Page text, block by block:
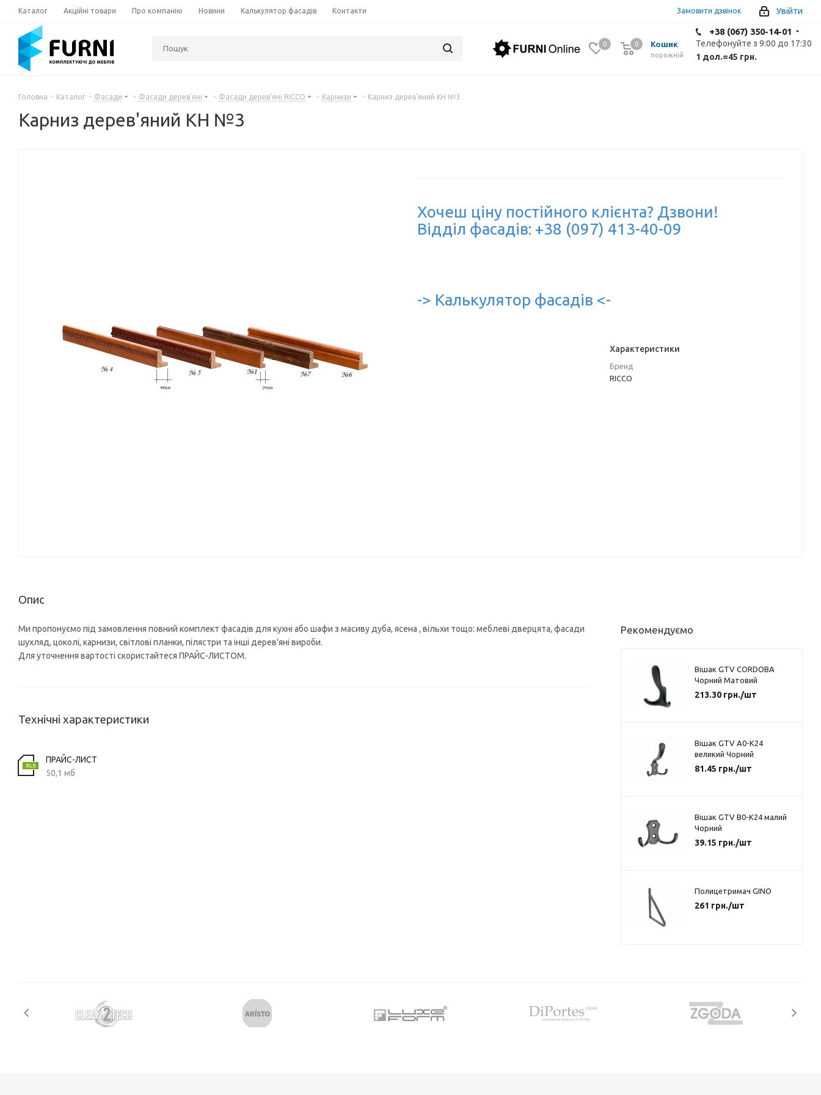
Каталог Акційні товари Про компанію Новини Калькулятор фасадів Контакти Увійти
Замовити дзвінок
+38 (067) 350-14-01
Телефонуйте з 9:00 до 17:30
1 дол.=45 грн.
0 Кошик
0
порожній
0
Головна - Каталог - Фасади - Фасади дерев'яні - Фасади дерев'яні RICCO - Карнизи - Карниз дерев'яний КН №3
Карниз дерев'яний КН №3
Хочеш ціну постійного клієнта? Дзвони!
Відділ фасадів: +38 (097) 413-40-09
-> Калькулятор фасадів <-
Характеристики
Бренд
RICCO
Опис
Ми пропонуємо під замовлення повний комплект фасадів для кухні або шафи з масиву дуба, ясена , вільхи тощо: меблеві дверцята, фасади
шухляд, цоколі, карнизи, світлові планки, пілястри та інші дерев'яні вироби.
Для уточнення вартості скористайтеся ПРАЙС-ЛИСТОМ.
Технічні характеристики
ПРАЙС-ЛИСТ
50,1 мб
Рекомендуємо
Вішак GTV CORDOBA
Чорний Матовий
213.30грн./шт
Вішак GTV A0-K24
великий Чорний
81.45 грн./шт
Вішак GTV B0-K24 малий
Чорний
39.15 грн./шт
Полицетримач GINO
261 грн./шт